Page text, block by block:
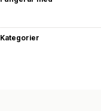
Kategorier